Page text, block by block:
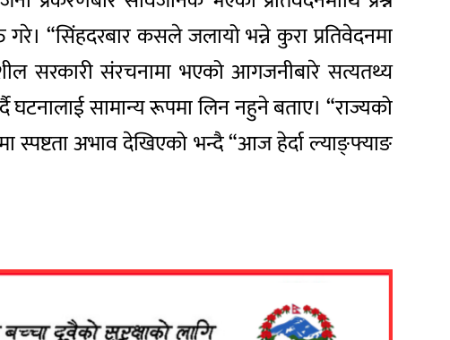
“सिंहदरबार कसले जलायो भन्ने कुरा प्रतिवेदनमा
सरकारी संरचनामा भएको आगजनीबारे सत्यतथ्य
घटनालाई सामान्य रूपमा लिन नहुने बताए। “राज्यको
अभाव देखिएको भन्दै “आज हेर्दा ल्याङ्फ्याङ